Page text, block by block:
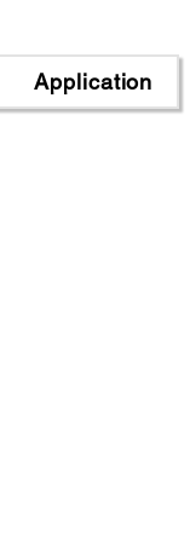
Application